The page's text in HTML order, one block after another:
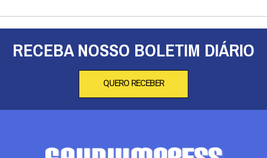
RECEBA NOSSO BOLETIM DIÁRIO
QUERO RECEBER